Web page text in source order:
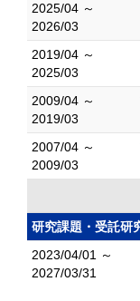
2025/04 ～
2026/03
2019/04 ～
2025/03
2009/04 ～
2019/03
2007/04 ～
2009/03
研究課題・受託研
2023/04/01 ～
2027/03/31